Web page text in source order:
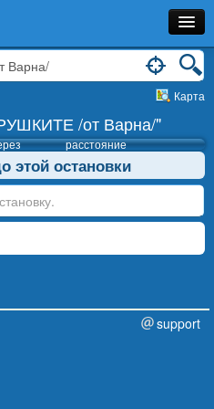
Карта
/от Варна/"
расстояние
этой остановки
support